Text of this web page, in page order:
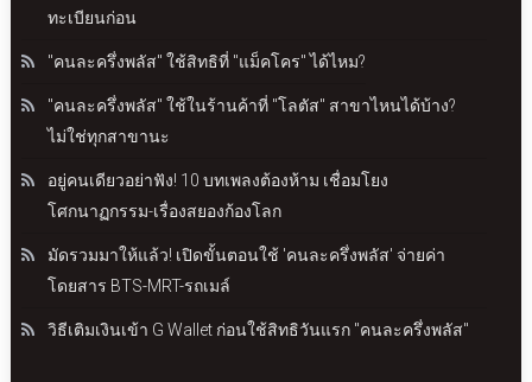
ทะเบียนก่อน
"คนละครึ่งพลัส" ใช้สิทธิที่ "แม็คโคร" ได้ไหม?
"คนละครึ่งพลัส" ใช้ในร้านค้าที่ "โลตัส" สาขาไหนได้บ้าง?
ไม่ใช่ทุกสาขานะ
อยู่คนเดียวอย่าฟัง! 10 บทเพลงต้องห้าม เชื่อมโยง
โศกนาฏกรรม-เรื่องสยองก้องโลก
มัดรวมมาให้แล้ว! เปิดขั้นตอนใช้ 'คนละครึ่งพลัส' จ่ายค่า
โดยสาร BTS-MRT-รถเมล์
วิธีเติมเงินเข้า G Wallet ก่อนใช้สิทธิวันแรก "คนละครึ่งพลัส"